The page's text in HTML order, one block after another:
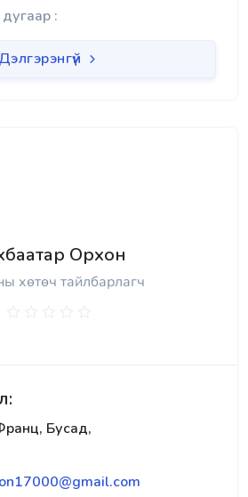
дугаар :
Дэлгэрэнгүй
Орхон
хөтөч тайлбарлагч
Бусад,